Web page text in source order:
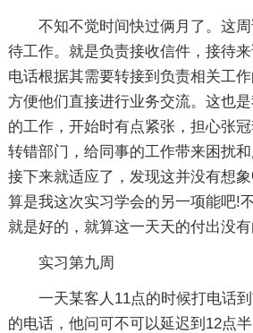
不知不觉时间快过俩月了。这
待工作。就是负责接收信件，接待
电话根据其需要转接到负责相关工
方便他们直接进行业务交流。这也
的工作，开始时有点紧张，担心张
转错部门，给同事的工作带来困扰
接下来就适应了，发现这并没有想
算是我这次实习学会的另一项能吧!
就是好的，就算这一天天的付出没
实习第九周
一天某客人11点的时候打电话
的电话，他问可不可以延迟到12点